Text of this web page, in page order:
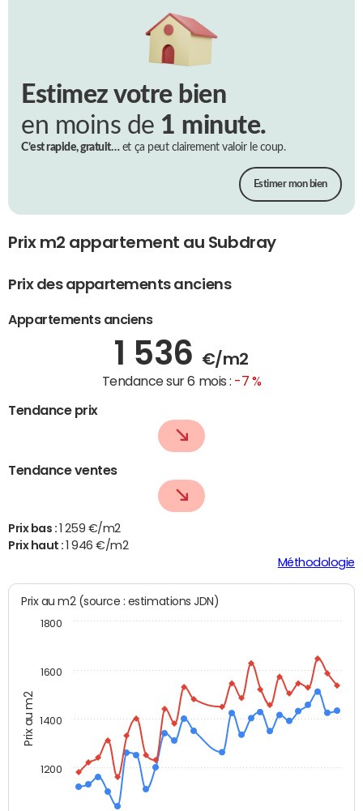
Estimez votre bien
en moins de 1 minute.
C’est rapide, gratuit…et ça peut clairement valoir le coup.
Estimer mon bien
Prix m2 appartement au Subdray
Prix des appartements anciens
Appartements anciens
1 536 €/m2
Tendance sur 6 mois : -7 %
Tendance prix
Tendance ventes
Prix bas : 1 259 €/m2
Prix haut :1 946 €/m2
Méthodologie
Prix au m2
Prix au m2 (source : estimations JDN)
1200
1400
1600
1800